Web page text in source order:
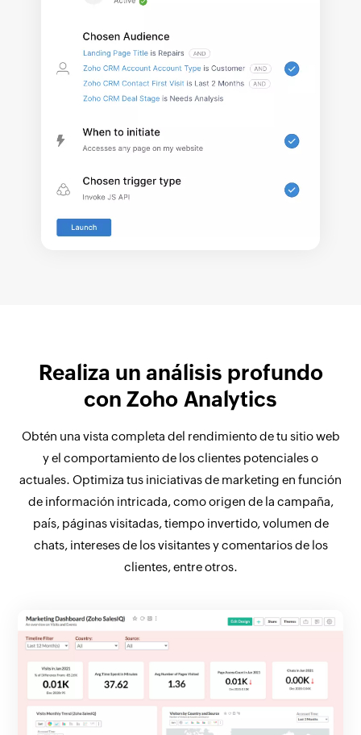
Realiza un análisis profundo
con Zoho Analytics
Obtén una vista completa del rendimiento de tu sitio web
y el comportamiento de los clientes potenciales o
actuales. Optimiza tus iniciativas de marketing en función
de información intricada, como origen de la campaña,
país, páginas visitadas, tiempo invertido, volumen de
chats, intereses de los visitantes y comentarios de los
clientes, entre otros.